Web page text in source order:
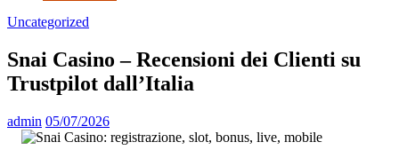
Uncategorized
Snai Casino – Recensioni dei Clienti su
Trustpilot dall’Italia
admin 05/07/2026